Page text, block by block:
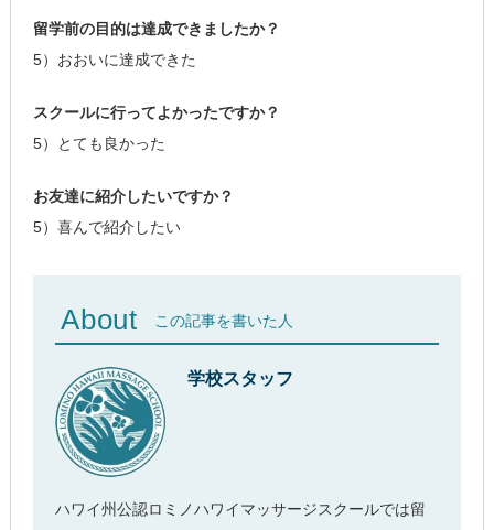
留学前の目的は達成できましたか？
5）おおいに達成できた
スクールに行ってよかったですか？
5）とても良かった
お友達に紹介したいですか？
5）喜んで紹介したい
About この記事を書いた人
学校スタッフ
ハワイ州公認ロミノハワイマッサージスクールでは留